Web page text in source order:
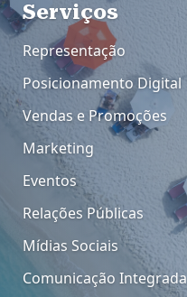
Rodapé 2
Serviços
Representação
Posicionamento Digital
Vendas e Promoções
Marketing
Eventos
Relações Públicas
Mídias Sociais
Comunicação Integrada